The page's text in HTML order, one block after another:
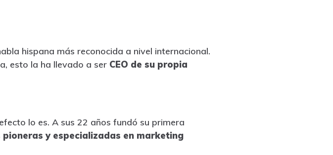
hispana más reconocida a nivel internacional.
esto la ha llevado a ser CEO de su propia
lo es. A sus 22 años fundó su primera
pioneras y especializadas en marketing